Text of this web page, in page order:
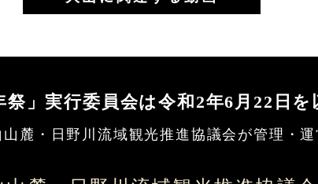
祭」実行委員会は令和2年6月22日
麓・日野川流域観光推進協議会が管理・